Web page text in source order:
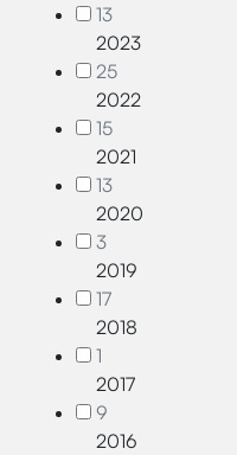
13
2023
25
2022
15
2021
13
2020
3
2019
17
2018
1
2017
9
2016